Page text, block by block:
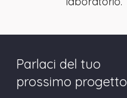
Parlaci del tuo
prossimo progetto